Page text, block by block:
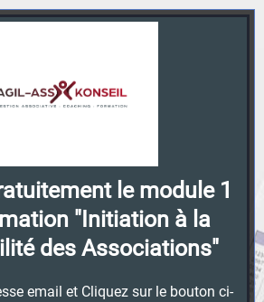
le module 1
"Initiation à la
des Associations"
email et Cliquez sur le bouton ci-